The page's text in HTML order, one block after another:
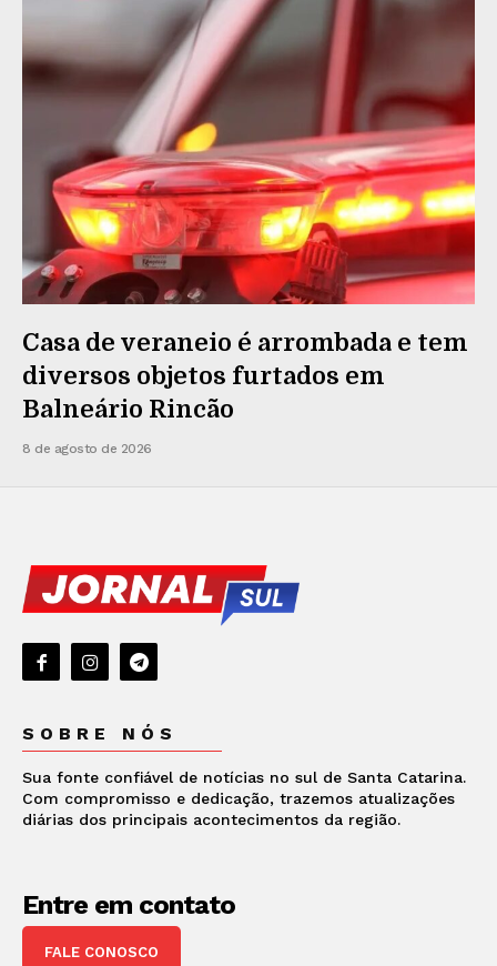
Casa de veraneio é arrombada e tem
diversos objetos furtados em
Balneário Rincão
8 de agosto de 2026
SOBRE NÓS
Sua fonte confiável de notícias no sul de Santa Catarina.
Com compromisso e dedicação, trazemos atualizações
diárias dos principais acontecimentos da região.
Entre em contato
FALE CONOSCO